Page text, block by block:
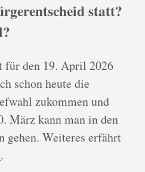
statt?
für den 19. April 2026
schon heute die
zukommen und
März kann man in den
gehen. Weiteres erfährt
.